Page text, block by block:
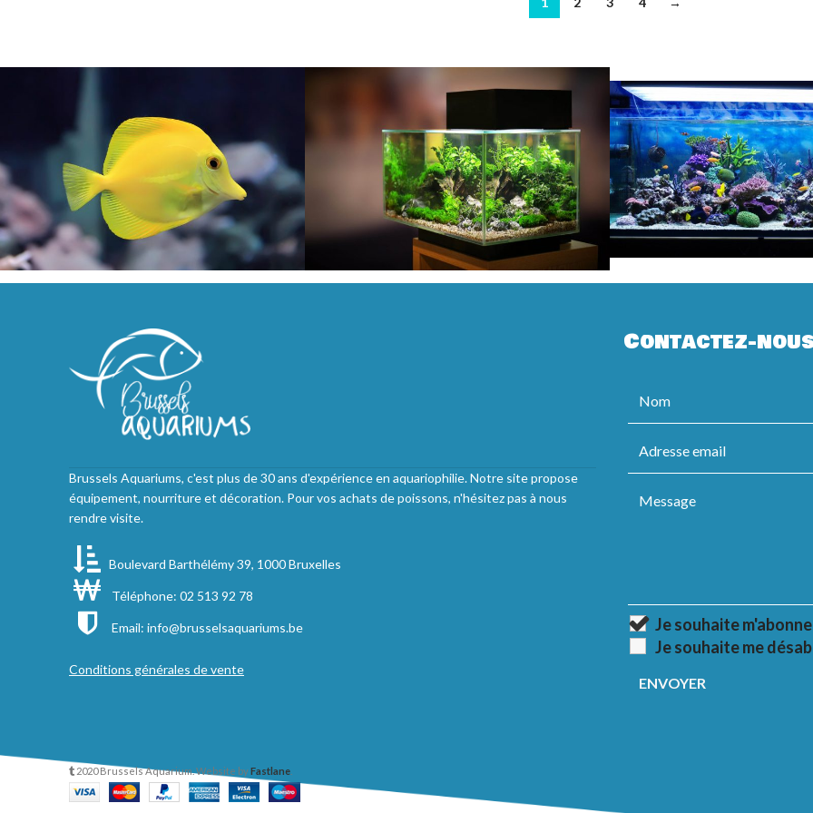
Brussels Aquariums, c'est plus de 30 ans d'expérience en aquariophilie. Notre site propose
équipement, nourriture et décoration. Pour vos achats de poissons, n'hésitez pas à nous
rendre visite.
Boulevard Barthélémy 39, 1000 Bruxelles
Téléphone: 02 513 92 78
Email: info@brusselsaquariums.be
Conditions générales de vente
Contactez-
Je souhaite
Je souhaite me
2020 Brussels Aquarium. Website byFastlane